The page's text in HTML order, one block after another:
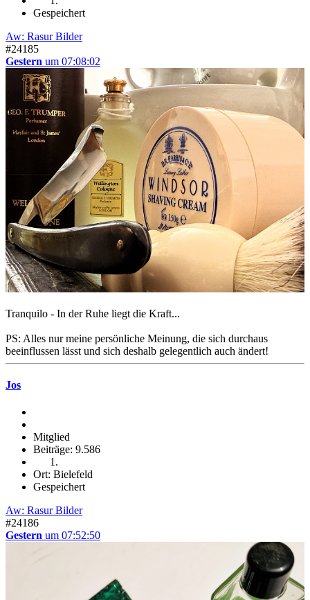
Gespeichert
Aw: Rasur Bilder
#24185
Gestern um 07:08:02
Tranquilo - In der Ruhe liegt die Kraft...
PS: Alles nur meine persönliche Meinung, die sich durchaus
beeinflussen lässt und sich deshalb gelegentlich auch ändert!
Jos
Mitglied
Beiträge: 9.586
Ort: Bielefeld
Gespeichert
Aw: Rasur Bilder
#24186
Gestern um 07:52:50